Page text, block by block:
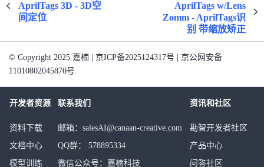
AprilTags 3D - 3D空
间定位
AprilTags w/Lens
Zomm - AprilTags识
别 带缩放矫正
© Copyright 2025 嘉楠 | 京ICP备2025124317号 | 京公网安备
11010802045870号.
开发者资源
资料下载
文档中心
模型训练
联系我们
邮箱：salesAI@canaan-creative.com
QQ群： 578895334
微信公众号：嘉楠科技
资讯和社区
勘智开发者社区
产品中心
问答社区